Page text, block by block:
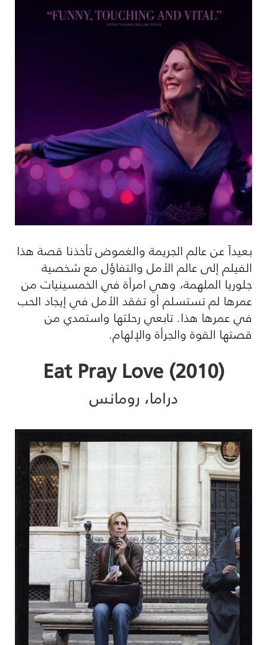
بعيداً عن عالم الجريمة والغموض تأخذنا قصة هذا
الفيلم إلى عالم الأمل والتفاؤل مع شخصية
جلوريا الملهمة، وهي امرأة في الخمسينيات من
عمرها لم تستسلم أو تفقد الأمل في إيجاد الحب
في عمرها هذا. تابعي رحلتها واستمدي من
قصتها القوة والجرأة والإلهام.
(Eat Pray Love (2010
دراما، رومانس